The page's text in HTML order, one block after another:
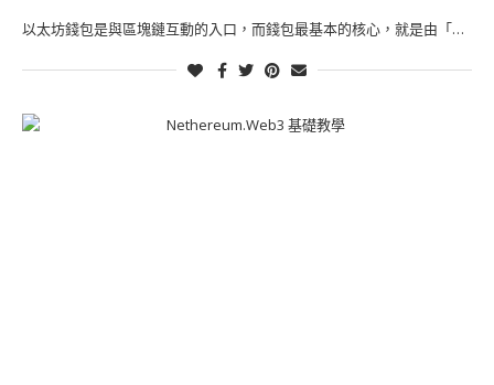
以太坊錢包是與區塊鏈互動的入口，而錢包最基本的核心，就是由「…